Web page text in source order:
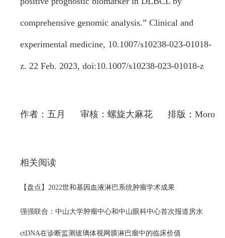
comprehensive genomic analysis.” Clinical and
experimental medicine, 10.1007/s10238-023-01018-
z. 22 Feb. 2023, doi:10.1007/s10238-023-01018-z
作者：五月 审核：螺旋大麻花 排版：Moro
相关阅读
【盘点】2022世和基因血液淋巴系统肿瘤学术成果
强强联合：中山大学肿瘤中心和中山眼科中心首次报道房水
ctDNA在诊断监测玻璃体视网膜淋巴瘤中的临床价值